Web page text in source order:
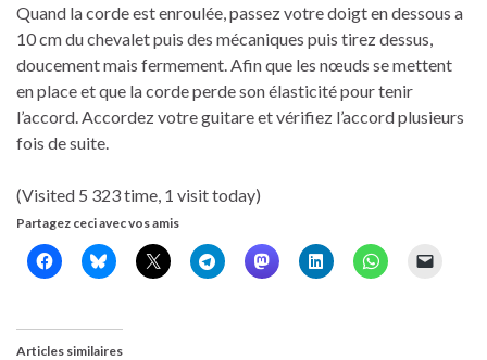
Quand la corde est enroulée, passez votre doigt en dessous a
10 cm du chevalet puis des mécaniques puis tirez dessus,
doucement mais fermement. Afin que les nœuds se mettent
en place et que la corde perde son élasticité pour tenir
l’accord. Accordez votre guitare et vérifiez l’accord plusieurs
fois de suite.
(Visited 5 323 time, 1 visit today)
Partagez ceci avec vos amis
Articles similaires